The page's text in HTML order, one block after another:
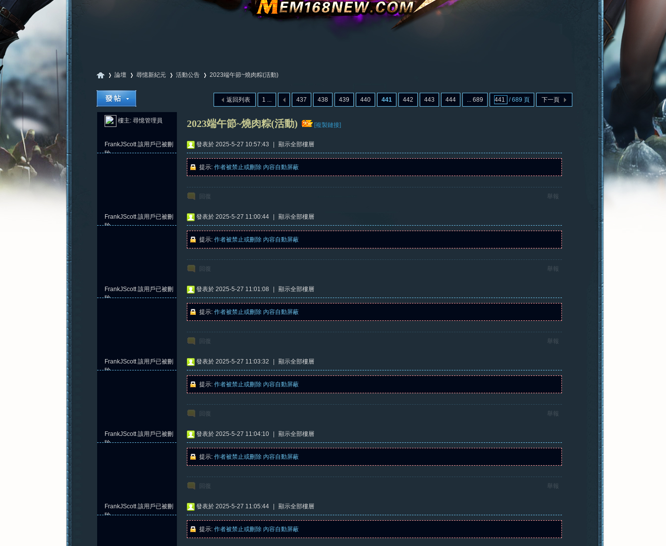
元
»
論壇
›
尋憶新紀元 活動公告 2023端午節~燒肉粽(活動)
1 ... 437 438 439 440 441 442 443 444 ... 689 / 689 頁 下一頁
返回列表
樓主: 尋憶管理員 2023端午節~燒肉粽(活動) [複製鏈接]
FrankJScott該用戶已被刪
除
發表於 2025-5-27 10:57:43 顯示全部樓層
提示: 作者被禁止或刪除 內容自動屏蔽
回復 舉報
FrankJScott該用戶已被刪
除
發表於 2025-5-27 11:00:44 顯示全部樓層
提示: 作者被禁止或刪除 內容自動屏蔽
回復 舉報
FrankJScott該用戶已被刪
除
發表於 2025-5-27 11:01:08 顯示全部樓層
提示: 作者被禁止或刪除 內容自動屏蔽
回復 舉報
FrankJScott該用戶已被刪
除
發表於 2025-5-27 11:03:32 顯示全部樓層
提示: 作者被禁止或刪除 內容自動屏蔽
回復 舉報
FrankJScott該用戶已被刪
除
發表於 2025-5-27 11:04:10 顯示全部樓層
提示: 作者被禁止或刪除 內容自動屏蔽
回復 舉報
FrankJScott該用戶已被刪
除
發表於 2025-5-27 11:05:44 顯示全部樓層
提示: 作者被禁止或刪除 內容自動屏蔽